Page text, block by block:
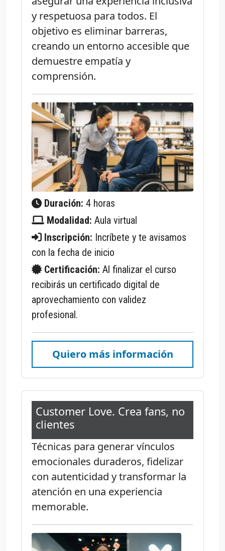
y respetuosa para todos. El
objetivo es eliminar barreras,
creando un entorno accesible que
demuestre empatía y
comprensión.
Duración: 4 horas
Modalidad: Aula virtual
Inscripción: Incríbete y te avisamos
con la fecha de inicio
Certificación: Al finalizar el curso
recibirás un certificado digital de
aprovechamiento con validez
profesional.
Quiero más información
Customer Love. Crea fans, no
clientes
Técnicas para generar vínculos
emocionales duraderos, fidelizar
con autenticidad y transformar la
atención en una experiencia
memorable.